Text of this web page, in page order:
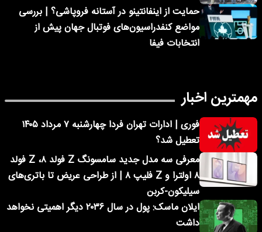
حمایت از اینفانتینو در آستانه فروپاشی؟ | بررسی
مواضع کنفدراسیون‌های فوتبال جهان پیش از
انتخابات فیفا
مهمترین اخبار
فوری | ادارات تهران فردا چهارشنبه ۷ مرداد ۱۴۰۵
تعطیل شد؟
معرفی سه مدل جدید سامسونگ Z فولد ۸، Z فولد
۸ اولترا و Z فلیپ ۸ | از طراحی عریض تا باتری‌های
سیلیکون-کربن
ایلان ماسک: پول در سال ۲۰۳۶ دیگر اهمیتی نخواهد
داشت